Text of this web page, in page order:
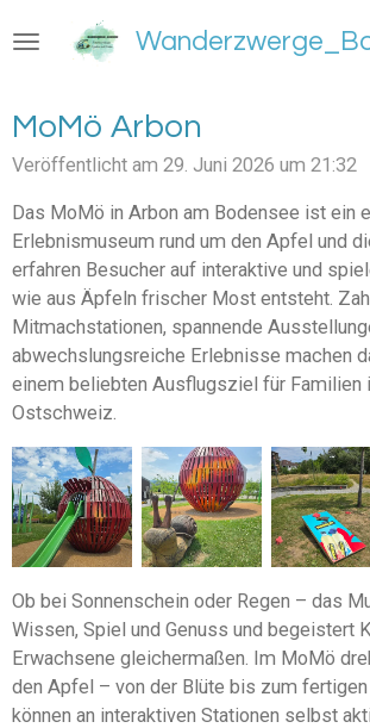
Hauptinhalt
MoMö Arbon
Veröffentlicht am 29. Juni 2026 um 21:32
Das MoMö in Arbon am Bodensee ist ein
Erlebnismuseum rund um den Apfel und
erfahren Besucher auf interaktive und
wie aus Äpfeln frischer Most entsteht.
Mitmachstationen, spannende
abwechslungsreiche Erlebnisse machen
einem beliebten Ausflugsziel für Familien
Ostschweiz.
Ob bei Sonnenschein oder Regen – das
Wissen, Spiel und Genuss und begeistert
Erwachsene gleichermaßen. Im MoMö
den Apfel – von der Blüte bis zum
können an interaktiven Stationen selbst